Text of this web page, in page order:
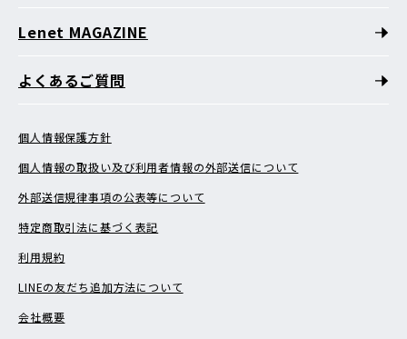
Lenet MAGAZINE
よくあるご質問
個人情報保護方針
個人情報の取扱い及び利用者情報の外部送信について
外部送信規律事項の公表等について
特定商取引法に基づく表記
利用規約
LINEの友だち追加方法について
会社概要